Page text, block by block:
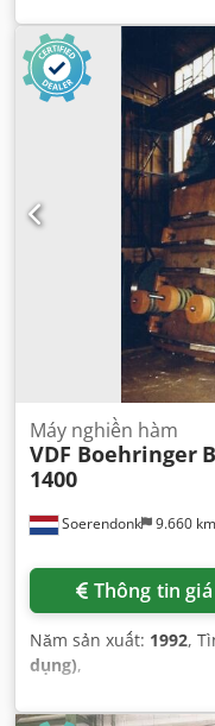
Soerendonk 9.660 km
Máy nghiền hàm
VDF Boehringer
1400
Thông tin giá
Năm sản xuất: 1992,
dụng),